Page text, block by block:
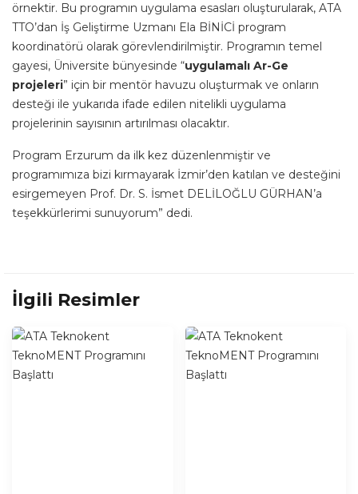
örnektir. Bu programın uygulama esasları oluşturularak, ATA
TTO’dan İş Geliştirme Uzmanı Ela BİNİCİ program
koordinatörü olarak görevlendirilmiştir. Programın temel
gayesi, Üniversite bünyesinde “uygulamalı Ar-Ge
projeleri” için bir mentör havuzu oluşturmak ve onların
desteği ile yukarıda ifade edilen nitelikli uygulama
projelerinin sayısının artırılması olacaktır.
Program Erzurum da ilk kez düzenlenmiştir ve
programımıza bizi kırmayarak İzmir’den katılan ve desteğini
esirgemeyen Prof. Dr. S. İsmet DELİLOĞLU GÜRHAN’a
teşekkürlerimi sunuyorum” dedi.
İlgili Resimler